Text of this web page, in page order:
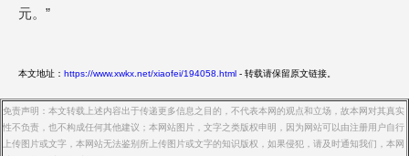
元。”
本文地址： https://www.xwkx.net/xiaofei/194058.html - 转载请保留原文链接。
免责声明：本文转载上述内容出于传递更多信息之目的，不代表本网的观点和立场，故本网对其真实
性不负责，也不构成任何其他建议；本网站图片，文字之类版权申明，因为网站可以由注册用户自行
上传图片或文字，本网站无法鉴别所上传图片或文字的知识版权，如果侵犯，请及时通知我们，本网